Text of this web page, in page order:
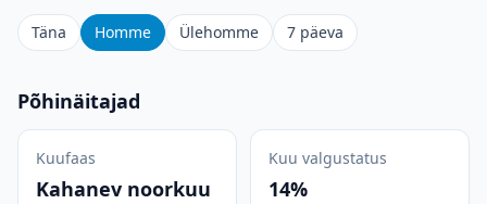
Täna Homme Ülehomme 7 päeva
Põhinäitajad
Kuufaas
Kahanev noorkuu
Kuu valgustatus
14%